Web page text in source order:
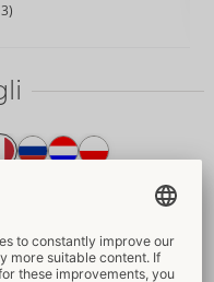
alto
pizzo ornamentale